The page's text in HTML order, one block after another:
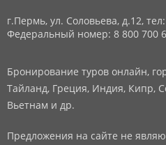
г.Пермь, ул. Соловьева, д.12,
Федеральный номер: 8 800 700
Бронирование туров онлайн,
Тайланд, Греция, Индия, Кипр,
Вьетнам и др.
Предложения на сайте не